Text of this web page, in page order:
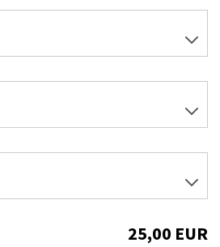
25,00 EUR